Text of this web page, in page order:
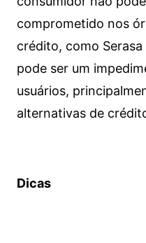
comprometido nos
crédito, como Serasa
pode ser um
usuários,
alternativas de
Dicas